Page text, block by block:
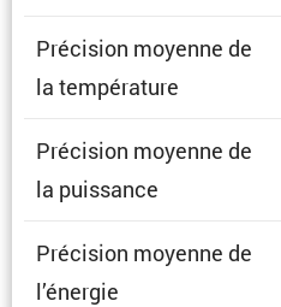
Préci­sion moyenne de
la température
Préci­sion moyenne de
la puissance
Préci­sion moyenne de
l’énergie